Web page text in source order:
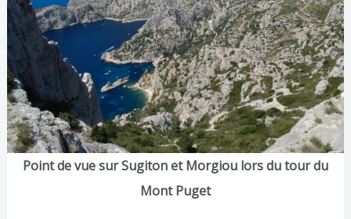
Point de vue sur Sugiton et Morgiou lors du tour du
Mont Puget